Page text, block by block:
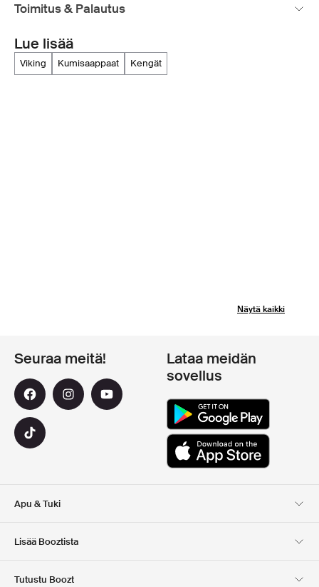
Toimitus & Palautus
Lue lisää
viking kumisaappaat kengät
Näytä kaikki
Apu & Tuki
Lisää Booztista
Tutustu Boozt
Seuraa meitä!
Lataa meidän
sovellus